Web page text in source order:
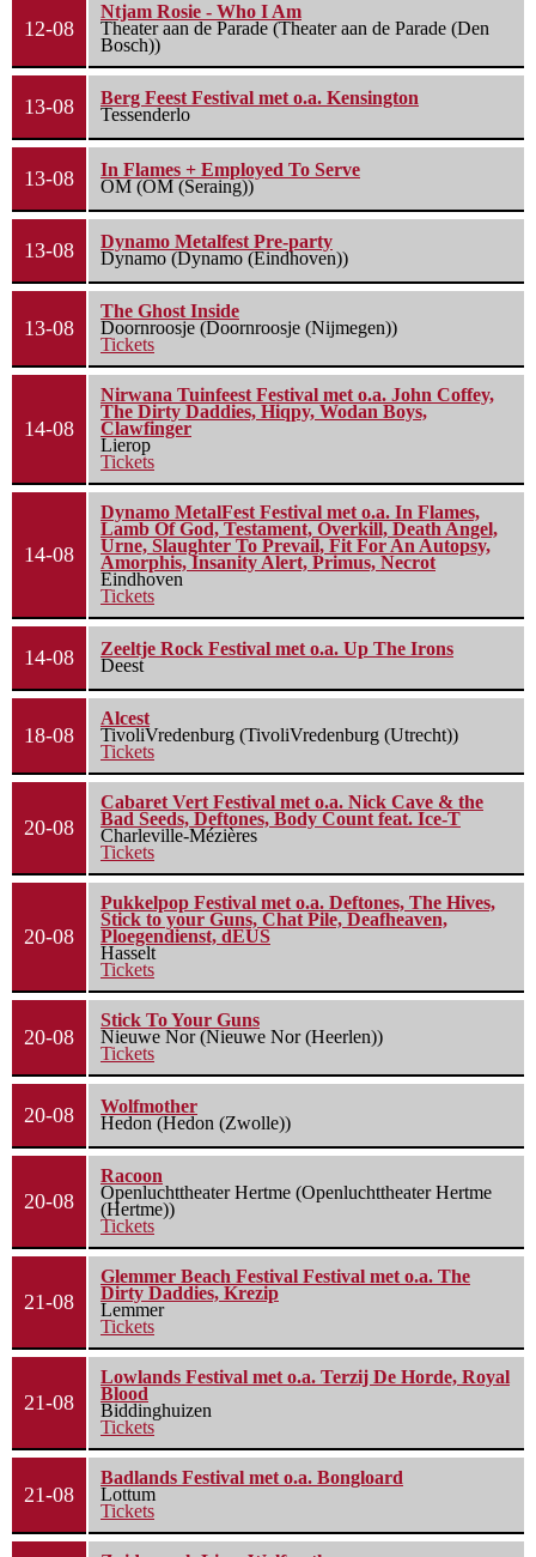
12-08
Ntjam Rosie - Who I Am
Theater aan de Parade (Theater aan de Parade (Den
Bosch))
13-08
Berg Feest Festival met o.a. Kensington
Tessenderlo
13-08
In Flames + Employed To Serve
OM (OM (Seraing))
13-08
Dynamo Metalfest Pre-party
Dynamo (Dynamo (Eindhoven))
13-08
The Ghost Inside
Doornroosje (Doornroosje (Nijmegen))
Tickets
14-08
Nirwana Tuinfeest Festival met o.a. John Coffey,
The Dirty Daddies, Hiqpy, Wodan Boys,
Clawfinger
Lierop
Tickets
14-08
Dynamo MetalFest Festival met o.a. In Flames,
Lamb Of God, Testament, Overkill, Death Angel,
Urne, Slaughter To Prevail, Fit For An Autopsy,
Amorphis, Insanity Alert, Primus, Necrot
Eindhoven
Tickets
14-08
Zeeltje Rock Festival met o.a. Up The Irons
Deest
18-08
Alcest
TivoliVredenburg (TivoliVredenburg (Utrecht))
Tickets
20-08
Cabaret Vert Festival met o.a. Nick Cave & the
Bad Seeds, Deftones, Body Count feat. Ice-T
Charleville-Mézières
Tickets
20-08
Pukkelpop Festival met o.a. Deftones, The Hives,
Stick to your Guns, Chat Pile, Deafheaven,
Ploegendienst, dEUS
Hasselt
Tickets
20-08
Stick To Your Guns
Nieuwe Nor (Nieuwe Nor (Heerlen))
Tickets
20-08
Wolfmother
Hedon (Hedon (Zwolle))
20-08
Racoon
Openluchttheater Hertme (Openluchttheater Hertme
(Hertme))
Tickets
21-08
Glemmer Beach Festival Festival met o.a. The
Dirty Daddies, Krezip
Lemmer
Tickets
21-08
Lowlands Festival met o.a. Terzij De Horde, Royal
Blood
Biddinghuizen
Tickets
21-08
Badlands Festival met o.a. Bongloard
Lottum
Tickets